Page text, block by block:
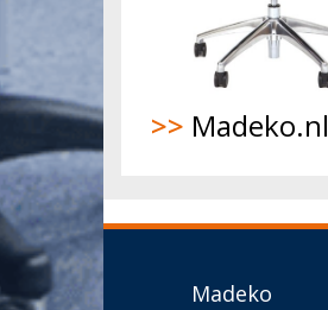
>> Madeko.nl
Madeko